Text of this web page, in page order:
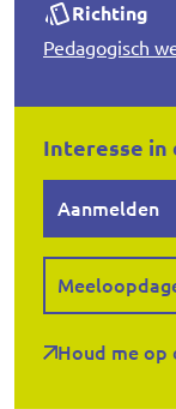
Richting
Pedagogisch
Interesse in
Aanmelden
Houd me op